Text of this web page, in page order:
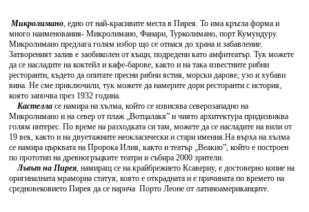
Микролимано, едно от най-красивите места в Пирея. То има кръгла форма и
много наименования- Микролимано, Фанари, Турколимано, порт Кумундуру.
Микролимано предлага голям избор що се отнася до храна и забавление.
Затвореният залив е заобиколен от къщи, подредени като амфитеатър. Тук можете
да се насладите на коктейл и кафе-барове, както и на така известните рибни
ресторанти, където да опитате пресни рибни ястия, морски дарове, узо и хубави
вина. Не сме приключили, тук можете да намерите дори ресторанти с история,
която започва през 1932 година.
Кастелла се намира на хълма, който се извисява северозападно на
Микролимано и на север от плаж „Вотцалакя” и чиято архитектура придизвиква
голям интерес. По време на разходката си там, можете да се насладите на вили от
19 век, както и на двуетажните неокласически и стари имения.На върха на хълма
се намира църквата на Пророка Илия, както и театър „Веакио”, който е построен
по прототип на древногръцките театри и събира 2000 зрители.
Лъвът на Пирея, намиращ се на крайбрежието Ксавериу, е достоверно копие на
оригиналната мраморна статуя, която е открадната и е причината по времето на
средновековието Пирея да се нарича Порто Леоне от латиноамериканците.